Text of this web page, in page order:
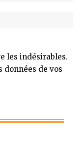
les indésirables.
données de vos